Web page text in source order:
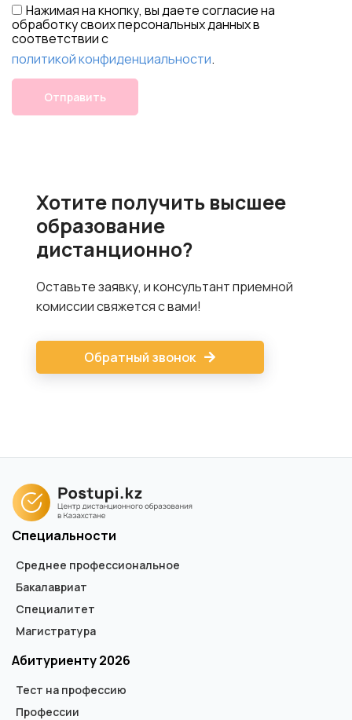
Нажимая на кнопку, вы даете согласие на
обработку своих персональных данных в
соответствии с
политикой конфиденциальности.
Отправить
Хотите получить высшее
образование
дистанционно?
Оставьте заявку, и консультант приемной
комиссии свяжется с вами!
Обратный звонок
Специальности
Среднее профессиональное
Бакалавриат
Специалитет
Магистратура
Абитуриенту 2026
Тест на профессию
Профессии